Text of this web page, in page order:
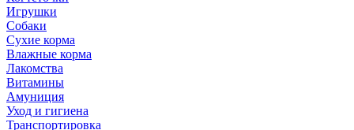
Игрушки
Собаки
Сухие корма
Влажные корма
Лакомства
Витамины
Амуниция
Уход и гигиена
Транспортировка